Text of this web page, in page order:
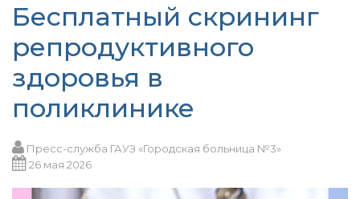
Бесплатный скрининг
репродуктивного
здоровья в
поликлинике
Пресс-служба ГАУЗ «Городская больница №3»
26 мая 2026